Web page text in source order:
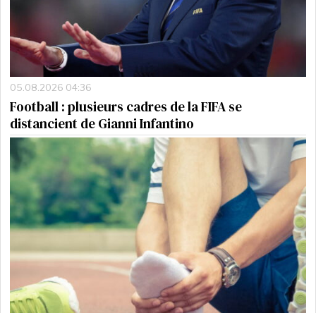
05.08.2026 04:36
Football : plusieurs cadres de la FIFA se
distancient de Gianni Infantino